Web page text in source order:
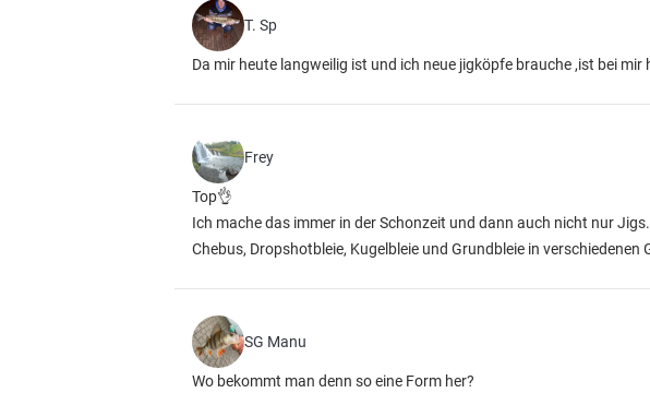
T. Sp
Da mir heute langweilig ist und ich neue jigköpfe brauche ,ist bei mir
Frey
Top👌
Ich mache das immer in der Schonzeit und dann auch nicht nur Jigs.
Chebus, Dropshotbleie, Kugelbleie und Grundbleie in verschiedenen
SG Manu
Wo bekommt man denn so eine Form her?